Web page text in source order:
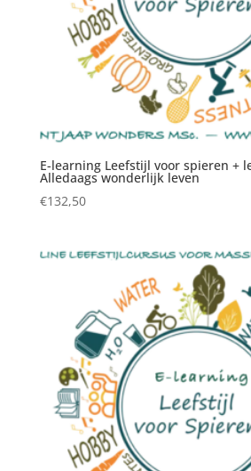
E-learning Leefstijl voor spieren +
Alledaags wonderlijk leven
€132,50